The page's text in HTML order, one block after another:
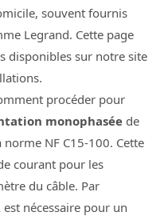
souvent fournis
Legrand. Cette page
disponibles sur notre site
procéder pour
monophasée de
NF C15-100. Cette
courant pour les
du câble. Par
nécessaire pour un